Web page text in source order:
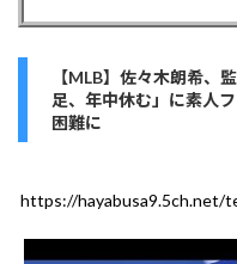
【MLB】佐々木朗希、
足、年中休む」に素人
困難に
https://hayabusa9.5ch.net/